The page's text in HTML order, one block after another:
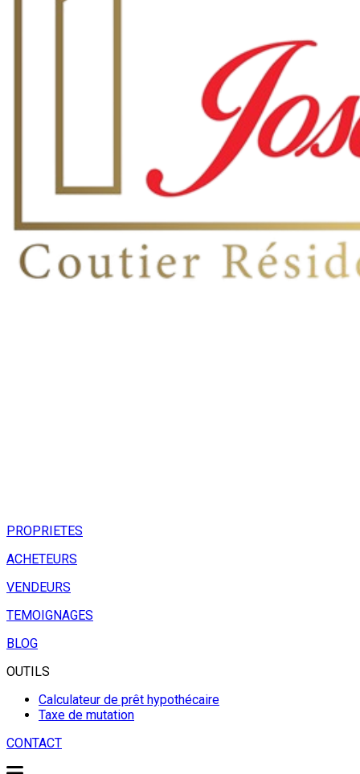
PROPRIETES
ACHETEURS
VENDEURS
TEMOIGNAGES
BLOG
OUTILS
Calculateur de prêt hypothécaire
Taxe de mutation
CONTACT